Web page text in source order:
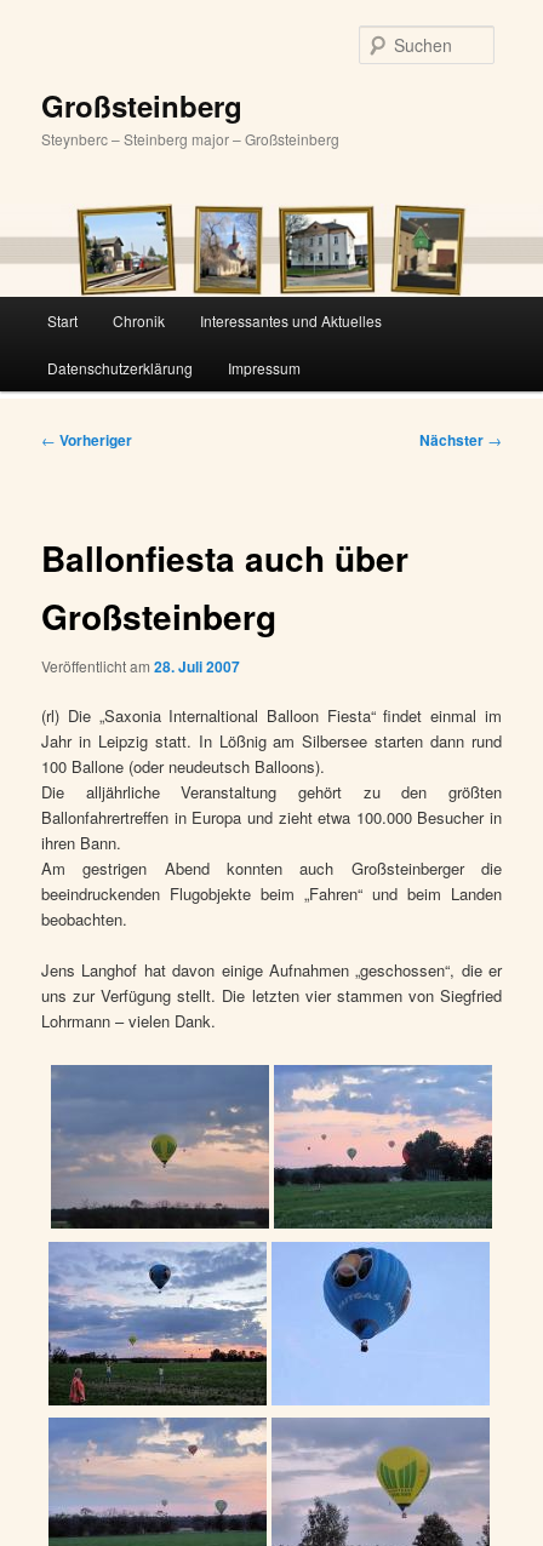
Großsteinberg
Steynberc – Steinberg major – Großsteinberg
Start Chronik Interessantes und Aktuelles
Datenschutzerklärung Impressum
Beitragsnavigation
← Vorheriger Nächster →
Ballonfiesta auch über
Großsteinberg
Veröffentlicht am28. Juli 2007
(rl) Die „Saxonia Internaltional Balloon Fiesta“ findet einmal im
Jahr in Leipzig statt. In Lößnig am Silbersee starten dann rund
100 Ballone (oder neudeutsch Balloons).
Die alljährliche Veranstaltung gehört zu den größten
Ballonfahrertreffen in Europa und zieht etwa 100.000 Besucher in
ihren Bann.
Am gestrigen Abend konnten auch Großsteinberger die
beeindruckenden Flugobjekte beim „Fahren“ und beim Landen
beobachten.
Jens Langhof hat davon einige Aufnahmen „geschossen“, die er
uns zur Verfügung stellt. Die letzten vier stammen von Siegfried
Lohrmann – vielen Dank.